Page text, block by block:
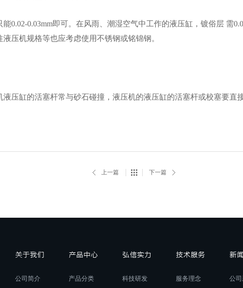
0.03mm即可。在风雨、潮湿空气中工作的液压缸，镀俗层 需
压机规格等也应考虑使用不锈钢或铭锦钢。
缸的活塞杆常与砂石碰撞，液压机的液压缸的活塞杆或校塞要直
上一篇 下一篇
关于我们
公司简介
产品中心
产品分类
弘信实力
科技研发
技术服务
服务理念
新
公